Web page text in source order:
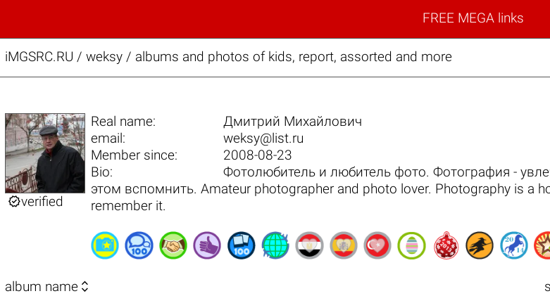
FREE MEGA links
iMGSRC.RU / weksy / albums and photos of kids, report, assorted and more
verified
Real name:
Дмитрий Михайлович
email:
weksy@list.ru
Member since:
2008-08-23
Bio:
Фотолюбитель и любитель фото. Фотография -
этом вспомнить. Amateur photographer and photo lover. Photography is a
remember it.
album name 